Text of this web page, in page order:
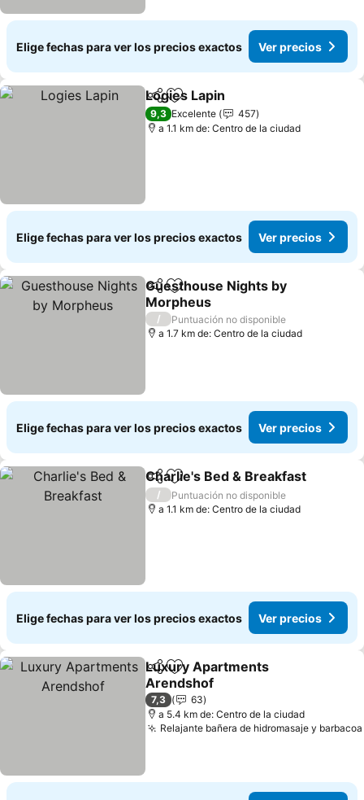
Elige fechas para ver los precios exactos Ver precios
CompartirAgregar a favoritos
Logies Lapin
9,3 Excelente
457
a 1.1 km de: Centro de la ciudad
Elige fechas para ver los precios exactos Ver precios
CompartirAgregar a favoritos
Guesthouse Nights by
Morpheus
/
Puntuación no disponible
a 1.7 km de: Centro de la ciudad
Elige fechas para ver los precios exactos Ver precios
CompartirAgregar a favoritos
Charlie's Bed & Breakfast
/
Puntuación no disponible
a 1.1 km de: Centro de la ciudad
Elige fechas para ver los precios exactos Ver precios
CompartirAgregar a favoritos
Luxury Apartments
Arendshof
7,3
63
a 5.4 km de: Centro de la ciudad
Relajante bañera de hidromasaje y barbacoa